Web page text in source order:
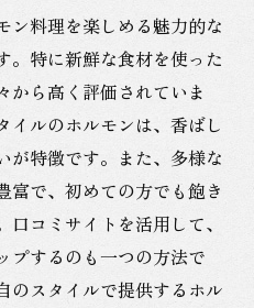
ン料理を楽しめる魅力的な
。特に新鮮な食材を使った
から高く評価されていま
イルのホルモンは、香ばし
が特徴です。また、多様な
富で、初めての方でも飽き
コミサイトを活用して、
プするのも一つの方法で
のスタイルで提供するホル